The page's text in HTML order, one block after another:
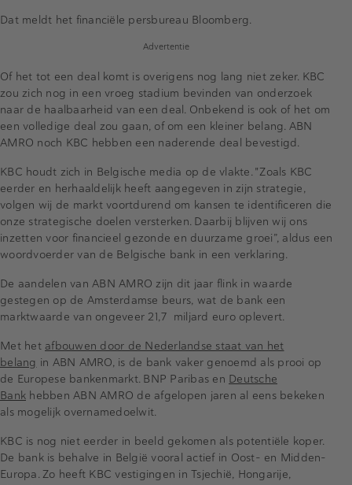
Dat meldt het financiële persbureau Bloomberg.
Advertentie
Of het tot een deal komt is overigens nog lang niet zeker. KBC
zou zich nog in een vroeg stadium bevinden van onderzoek
naar de haalbaarheid van een deal. Onbekend is ook of het om
een volledige deal zou gaan, of om een kleiner belang. ABN
AMRO noch KBC hebben een naderende deal bevestigd.
KBC houdt zich in Belgische media op de vlakte. "Zoals KBC
eerder en herhaaldelijk heeft aangegeven in zijn strategie,
volgen wij de markt voortdurend om kansen te identificeren die
onze strategische doelen versterken. Daarbij blijven wij ons
inzetten voor financieel gezonde en duurzame groei”, aldus een
woordvoerder van de Belgische bank in een verklaring.
De aandelen van ABN AMRO zijn dit jaar flink in waarde
gestegen op de Amsterdamse beurs, wat de bank een
marktwaarde van ongeveer 21,7 miljard euro oplevert.
Met het afbouwen door de Nederlandse staat van het
belang in ABN AMRO, is de bank vaker genoemd als prooi op
de Europese bankenmarkt. BNP Paribas en Deutsche
Bank hebben ABN AMRO de afgelopen jaren al eens bekeken
als mogelijk overnamedoelwit.
KBC is nog niet eerder in beeld gekomen als potentiële koper.
De bank is behalve in België vooral actief in Oost- en Midden-
Europa. Zo heeft KBC vestigingen in Tsjechië, Hongarije,